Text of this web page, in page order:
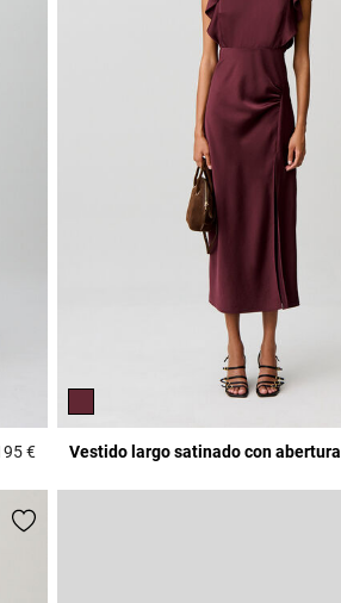
€5 out of 5 Customer Rating
Vestido largo satinado con abertura